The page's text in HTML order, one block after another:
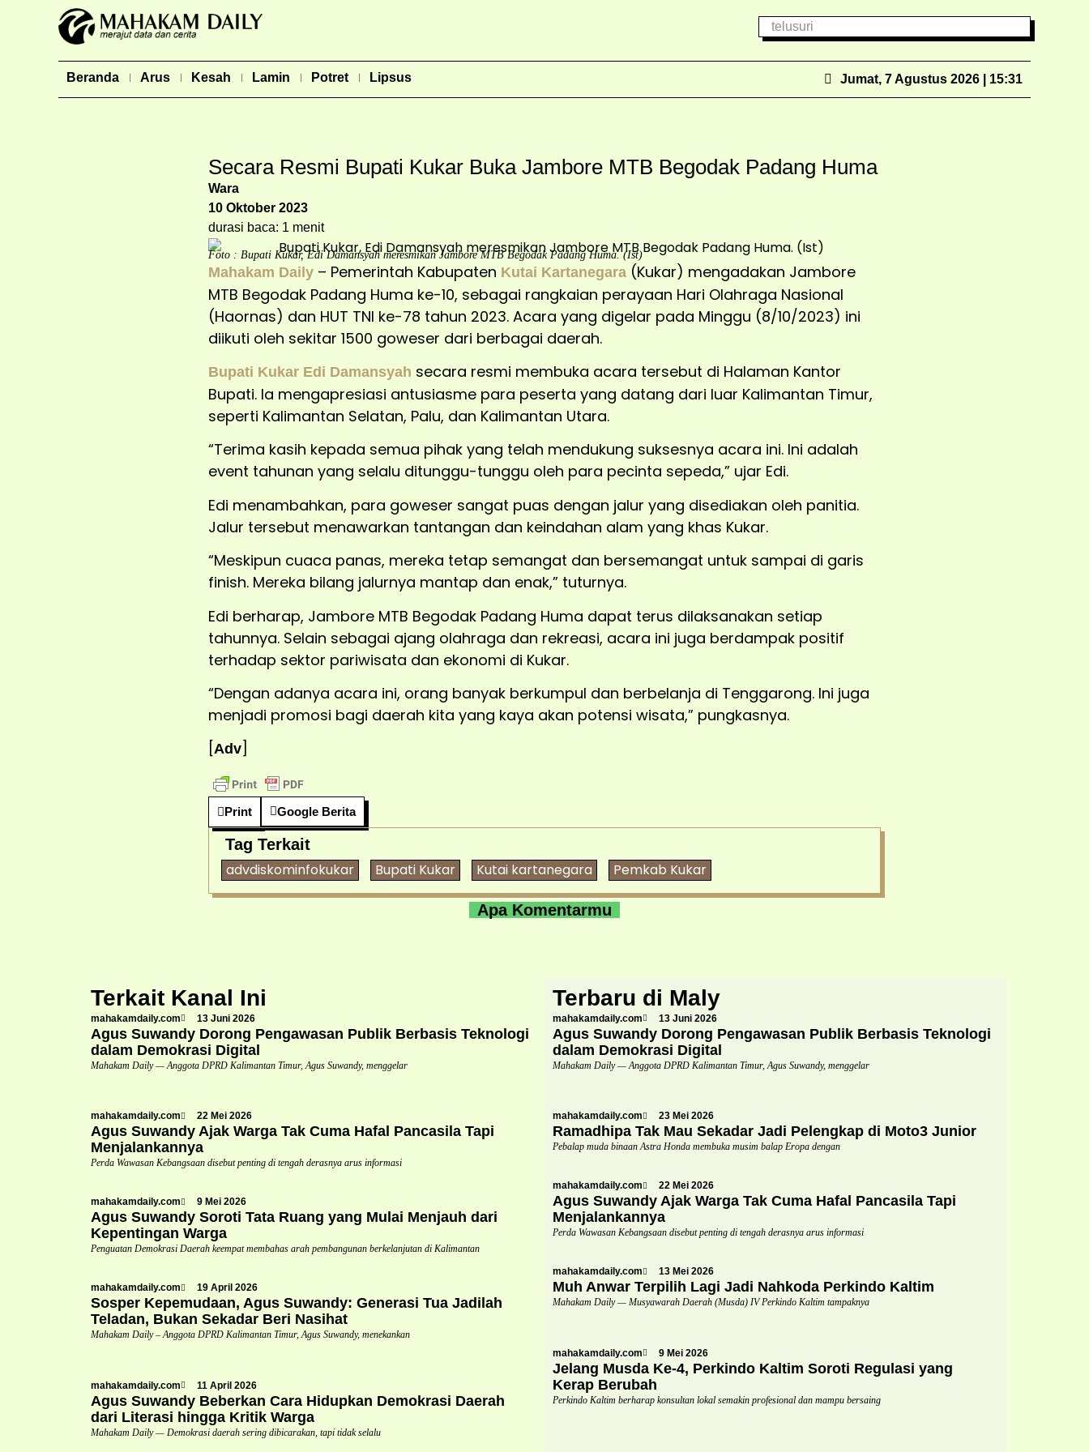
Beranda Arus Kesah Lamin Potret Lipsus Jumat, 7 Agustus 2026 | 15:31
Secara Resmi Bupati Kukar Buka Jambore MTB Begodak Padang Huma
Wara
10 Oktober 2023
durasi baca: 1 menit
Foto : Bupati Kukar, Edi Damansyah meresmikan Jambore MTB Begodak Padang Huma. (Ist)
Mahakam Daily– Pemerintah Kabupaten Kutai Kartanegara(Kukar) mengadakan Jambore
MTB Begodak Padang Huma ke-10, sebagai rangkaian perayaan Hari Olahraga Nasional
(Haornas) dan HUT TNI ke-78 tahun 2023. Acara yang digelar pada Minggu (8/10/2023) ini
diikuti oleh sekitar 1500 goweser dari berbagai daerah.
Bupati Kukar Edi Damansyah secara resmi membuka acara tersebut di Halaman Kantor
Bupati. Ia mengapresiasi antusiasme para peserta yang datang dari luar Kalimantan Timur,
seperti Kalimantan Selatan, Palu, dan Kalimantan Utara.
“Terima kasih kepada semua pihak yang telah mendukung suksesnya acara ini. Ini adalah
event tahunan yang selalu ditunggu-tunggu oleh para pecinta sepeda,” ujar Edi.
Edi menambahkan, para goweser sangat puas dengan jalur yang disediakan oleh panitia.
Jalur tersebut menawarkan tantangan dan keindahan alam yang khas Kukar.
“Meskipun cuaca panas, mereka tetap semangat dan bersemangat untuk sampai di garis
finish. Mereka bilang jalurnya mantap dan enak,” tuturnya.
Edi berharap, Jambore MTB Begodak Padang Huma dapat terus dilaksanakan setiap
tahunnya. Selain sebagai ajang olahraga dan rekreasi, acara ini juga berdampak positif
terhadap sektor pariwisata dan ekonomi di Kukar.
“Dengan adanya acara ini, orang banyak berkumpul dan berbelanja di Tenggarong. Ini juga
menjadi promosi bagi daerah kita yang kaya akan potensi wisata,” pungkasnya.
Adv]
Print Google Berita
Tag Terkait
advdiskominfokukar Bupati Kukar Kutai kartanegara Pemkab Kukar
Apa Komentarmu
Terkait Kanal Ini
mahakamdaily.com 13 Juni 2026
Agus Suwandy Dorong Pengawasan Publik Berbasis Teknologi
dalam Demokrasi Digital
Mahakam Daily — Anggota DPRD Kalimantan Timur, Agus Suwandy, menggelar
mahakamdaily.com 22 Mei 2026
Agus Suwandy Ajak Warga Tak Cuma Hafal Pancasila Tapi
Menjalankannya
Perda Wawasan Kebangsaan disebut penting di tengah derasnya arus informasi
mahakamdaily.com 9 Mei 2026
Agus Suwandy Soroti Tata Ruang yang Mulai Menjauh dari
Kepentingan Warga
Penguatan Demokrasi Daerah keempat membahas arah pembangunan berkelanjutan di Kalimantan
mahakamdaily.com 19 April 2026
Sosper Kepemudaan, Agus Suwandy: Generasi Tua Jadilah
Teladan, Bukan Sekadar Beri Nasihat
Mahakam Daily – Anggota DPRD Kalimantan Timur, Agus Suwandy, menekankan
mahakamdaily.com 11 April 2026
Agus Suwandy Beberkan Cara Hidupkan Demokrasi Daerah
dari Literasi hingga Kritik Warga
Mahakam Daily — Demokrasi daerah sering dibicarakan, tapi tidak selalu
Terbaru di Maly
mahakamdaily.com 13 Juni 2026
Agus Suwandy Dorong Pengawasan Publik Berbasis Teknologi
dalam Demokrasi Digital
Mahakam Daily — Anggota DPRD Kalimantan Timur, Agus Suwandy, menggelar
mahakamdaily.com 23 Mei 2026
Ramadhipa Tak Mau Sekadar Jadi Pelengkap di Moto3 Junior
Pebalap muda binaan Astra Honda membuka musim balap Eropa dengan
mahakamdaily.com 22 Mei 2026
Agus Suwandy Ajak Warga Tak Cuma Hafal Pancasila Tapi
Menjalankannya
Perda Wawasan Kebangsaan disebut penting di tengah derasnya arus informasi
mahakamdaily.com 13 Mei 2026
Muh Anwar Terpilih Lagi Jadi Nahkoda Perkindo Kaltim
Mahakam Daily — Musyawarah Daerah (Musda) IV Perkindo Kaltim tampaknya
mahakamdaily.com 9 Mei 2026
Jelang Musda Ke-4, Perkindo Kaltim Soroti Regulasi yang
Kerap Berubah
Perkindo Kaltim berharap konsultan lokal semakin profesional dan mampu bersaing